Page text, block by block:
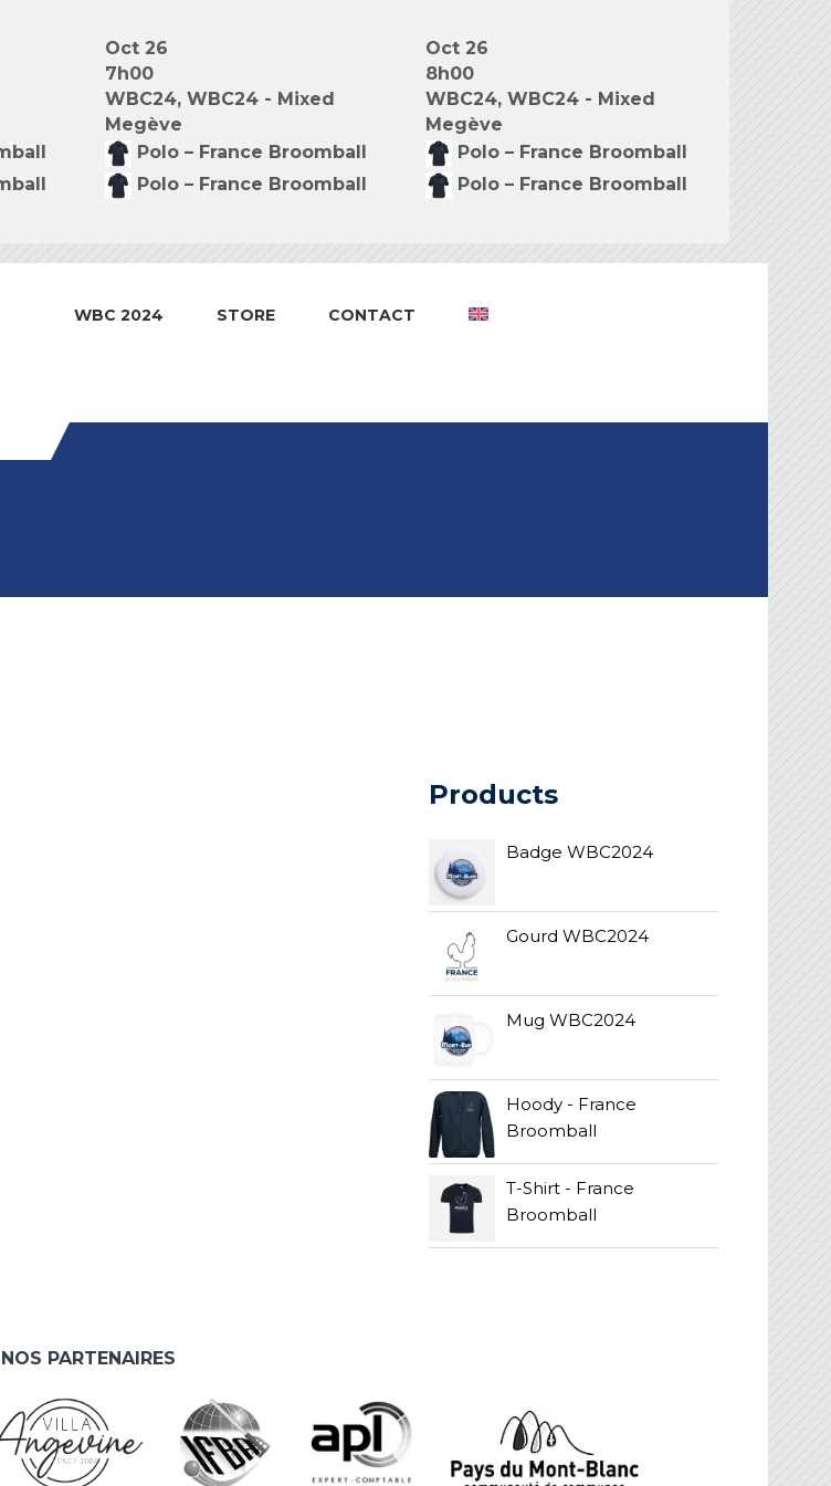
Oct 26
7h00
WBC24, WBC24 - Mixed
Megève
Polo – France Broomball
Polo – France Broomball
Oct 26
8h00
WBC24, WBC24 - Mixed
Megève
Polo – France Broomball
Polo – France Broomball
WBC 2024 STORE CONTACT
Products
Badge WBC2024
Gourd WBC2024
Mug WBC2024
Hoody - France
Broomball
T-Shirt - France
Broomball
NOS PARTENAIRES